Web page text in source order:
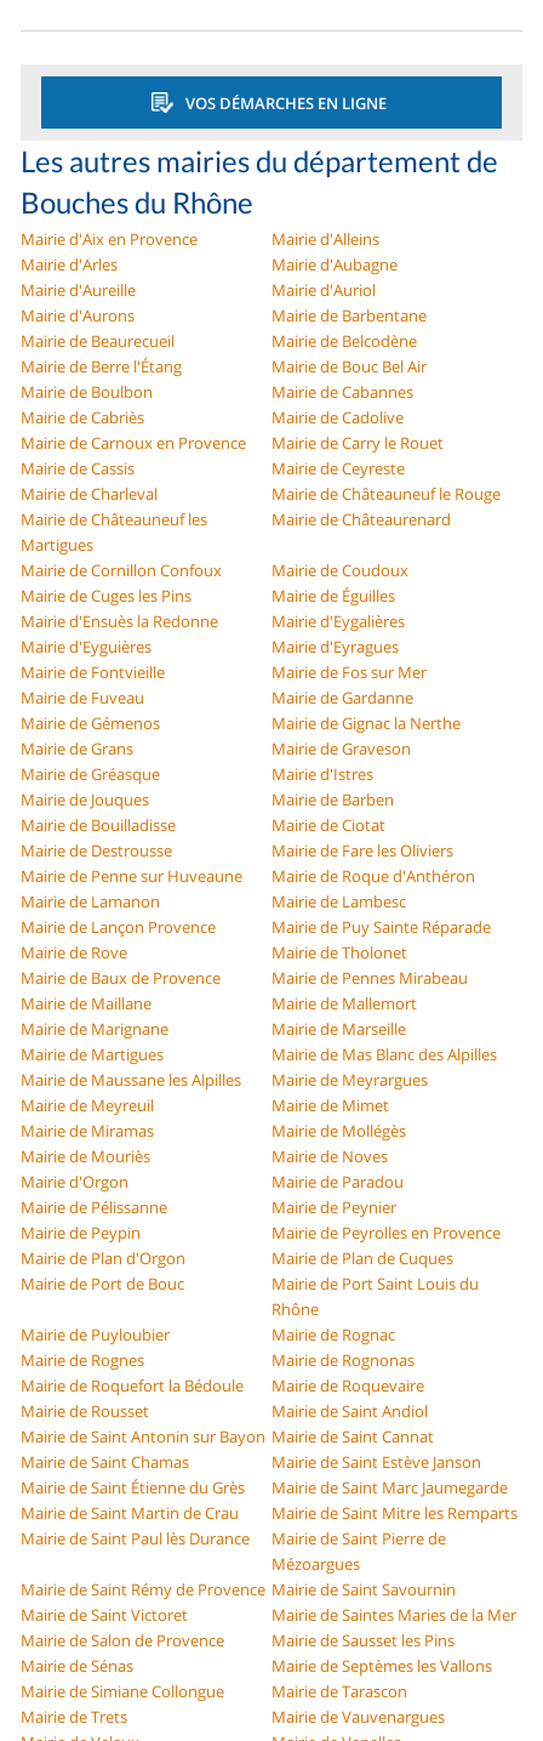
VOS DÉMARCHES EN LIGNE
Les autres mairies du département de
Bouches du Rhône
Mairie d'Aix en Provence
Mairie d'Alleins
Mairie d'Arles
Mairie d'Aubagne
Mairie d'Aureille
Mairie d'Auriol
Mairie d'Aurons
Mairie de Barbentane
Mairie de Beaurecueil
Mairie de Belcodène
Mairie de Berre l'Étang
Mairie de Bouc Bel Air
Mairie de Boulbon
Mairie de Cabannes
Mairie de Cabriès
Mairie de Cadolive
Mairie de Carnoux en Provence
Mairie de Carry le Rouet
Mairie de Cassis
Mairie de Ceyreste
Mairie de Charleval
Mairie de Châteauneuf le Rouge
Mairie de Châteauneuf les
Martigues
Mairie de Châteaurenard
Mairie de Cornillon Confoux
Mairie de Coudoux
Mairie de Cuges les Pins
Mairie de Éguilles
Mairie d'Ensuès la Redonne
Mairie d'Eygalières
Mairie d'Eyguières
Mairie d'Eyragues
Mairie de Fontvieille
Mairie de Fos sur Mer
Mairie de Fuveau
Mairie de Gardanne
Mairie de Gémenos
Mairie de Gignac la Nerthe
Mairie de Grans
Mairie de Graveson
Mairie de Gréasque
Mairie d'Istres
Mairie de Jouques
Mairie de Barben
Mairie de Bouilladisse
Mairie de Ciotat
Mairie de Destrousse
Mairie de Fare les Oliviers
Mairie de Penne sur Huveaune
Mairie de Roque d'Anthéron
Mairie de Lamanon
Mairie de Lambesc
Mairie de Lançon Provence
Mairie de Puy Sainte Réparade
Mairie de Rove
Mairie de Tholonet
Mairie de Baux de Provence
Mairie de Pennes Mirabeau
Mairie de Maillane
Mairie de Mallemort
Mairie de Marignane
Mairie de Marseille
Mairie de Martigues
Mairie de Mas Blanc des Alpilles
Mairie de Maussane les Alpilles
Mairie de Meyrargues
Mairie de Meyreuil
Mairie de Mimet
Mairie de Miramas
Mairie de Mollégès
Mairie de Mouriès
Mairie de Noves
Mairie d'Orgon
Mairie de Paradou
Mairie de Pélissanne
Mairie de Peynier
Mairie de Peypin
Mairie de Peyrolles en Provence
Mairie de Plan d'Orgon
Mairie de Plan de Cuques
Mairie de Port de Bouc
Mairie de Port Saint Louis du
Rhône
Mairie de Puyloubier
Mairie de Rognac
Mairie de Rognes
Mairie de Rognonas
Mairie de Roquefort la Bédoule
Mairie de Roquevaire
Mairie de Rousset
Mairie de Saint Andiol
Mairie de Saint Antonin sur Bayon Mairie de Saint Cannat
Mairie de Saint Chamas
Mairie de Saint Estève Janson
Mairie de Saint Étienne du Grès
Mairie de Saint Marc Jaumegarde
Mairie de Saint Martin de Crau
Mairie de Saint Mitre les Remparts
Mairie de Saint Paul lès Durance
Mairie de Saint Pierre de
Mézoargues
Mairie de Saint Rémy de Provence Mairie de Saint Savournin
Mairie de Saint Victoret
Mairie de Saintes Maries de la Mer
Mairie de Salon de Provence
Mairie de Sausset les Pins
Mairie de Sénas
Mairie de Septèmes les Vallons
Mairie de Simiane Collongue
Mairie de Tarascon
Mairie de Trets
Mairie de Vauvenargues